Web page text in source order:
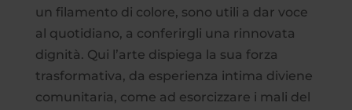
un filamento di colore, sono utili a dar voce
al quotidiano, a conferirgli una rinnovata
dignità. Qui l’arte dispiega la sua forza
trasformativa, da esperienza intima diviene
comunitaria, come ad esorcizzare i mali del